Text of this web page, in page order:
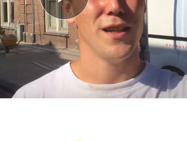
Alle cookies accepteren